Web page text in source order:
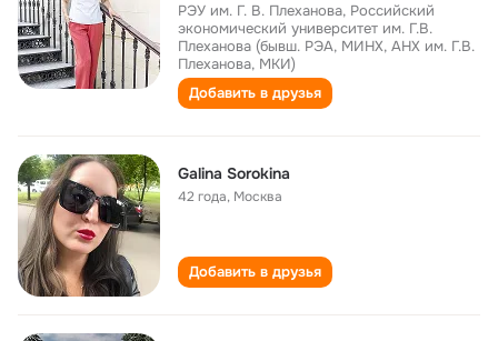
РЭУ им. Г. В. Плеханова, Российский
экономический университет им. Г.В.
Плеханова (бывш. РЭА, МИНХ, АНХ им. Г.В.
Плеханова, МКИ)
Добавить в друзья
Galina Sorokina
42 года, Москва
Добавить в друзья